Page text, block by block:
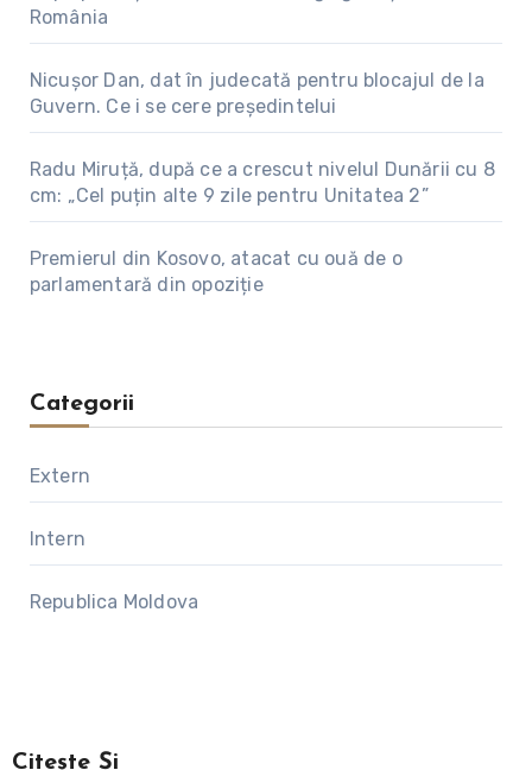
România
Nicușor Dan, dat în judecată pentru blocajul de la
Guvern. Ce i se cere președintelui
Radu Miruță, după ce a crescut nivelul Dunării cu 8
cm: „Cel puțin alte 9 zile pentru Unitatea 2”
Premierul din Kosovo, atacat cu ouă de o
parlamentară din opoziție
Categorii
Extern
Intern
Republica Moldova
Citește Și